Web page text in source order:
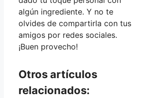
algún ingrediente. Y no te
olvides de compartirla con tus
amigos por redes sociales.
¡Buen provecho!
Otros artículos
relacionados: